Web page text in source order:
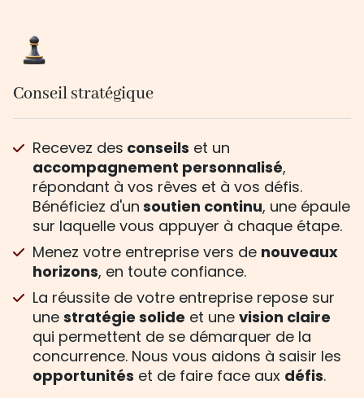
Conseil stratégique
Recevez des conseils et un
accompagnement personnalisé,
répondant à vos rêves et à vos défis.
Bénéficiez d'un soutien continu, une épaule
sur laquelle vous appuyer à chaque étape.
Menez votre entreprise vers de nouveaux
horizons, en toute confiance.
La réussite de votre entreprise repose sur
une stratégie solide et une vision claire
qui permettent de se démarquer de la
concurrence. Nous vous aidons à saisir les
opportunités et de faire face aux défis.